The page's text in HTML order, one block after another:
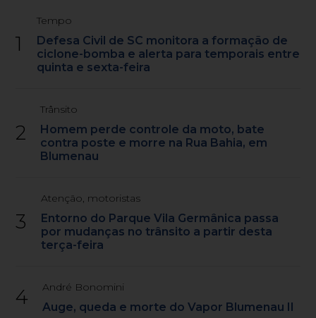
1
Tempo
Defesa Civil de SC monitora a formação de
ciclone-bomba e alerta para temporais entre
quinta e sexta-feira
2
Trânsito
Homem perde controle da moto, bate
contra poste e morre na Rua Bahia, em
Blumenau
3
Atenção, motoristas
Entorno do Parque Vila Germânica passa
por mudanças no trânsito a partir desta
terça-feira
4 André Bonomini
Auge, queda e morte do Vapor Blumenau II